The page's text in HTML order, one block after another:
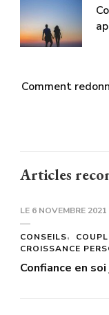
Comment
Articles
LE 6 NOVEMBRE 2021
CONSEILS
CROISSANCE
Confiance en